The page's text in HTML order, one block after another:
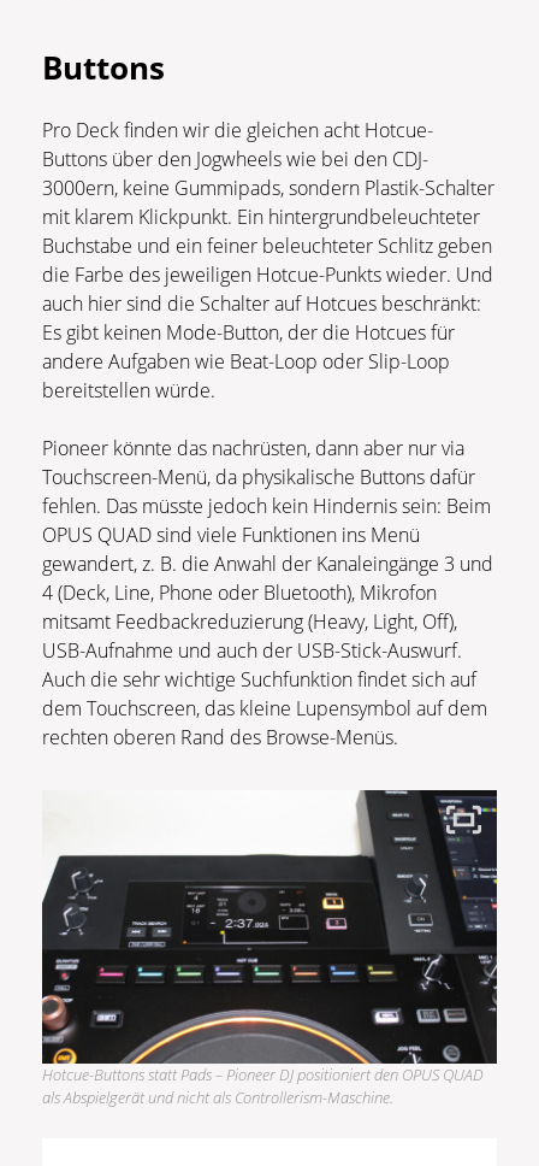
Buttons
Pro Deck finden wir die gleichen acht Hotcue-
Buttons über den Jogwheels wie bei den CDJ-
3000ern, keine Gummipads, sondern Plastik-Schalter
mit klarem Klickpunkt. Ein hintergrundbeleuchteter
Buchstabe und ein feiner beleuchteter Schlitz geben
die Farbe des jeweiligen Hotcue-Punkts wieder. Und
auch hier sind die Schalter auf Hotcues beschränkt:
Es gibt keinen Mode-Button, der die Hotcues für
andere Aufgaben wie Beat-Loop oder Slip-Loop
bereitstellen würde.
Pioneer könnte das nachrüsten, dann aber nur via
Touchscreen-Menü, da physikalische Buttons dafür
fehlen. Das müsste jedoch kein Hindernis sein: Beim
OPUS QUAD sind viele Funktionen ins Menü
gewandert, z. B. die Anwahl der Kanaleingänge 3 und
4 (Deck, Line, Phone oder Bluetooth), Mikrofon
mitsamt Feedbackreduzierung (Heavy, Light, Off),
USB-Aufnahme und auch der USB-Stick-Auswurf.
Auch die sehr wichtige Suchfunktion findet sich auf
dem Touchscreen, das kleine Lupensymbol auf dem
rechten oberen Rand des Browse-Menüs.
Hotcue-Buttons statt Pads – Pioneer DJ positioniert den OPUS QUAD
als Abspielgerät und nicht als Controllerism-Maschine.